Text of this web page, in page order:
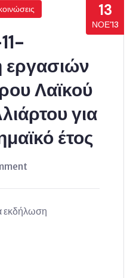
13
ΝΟΈ’13
εργασιών
Λαϊκού
για
έτος
εκδήλωση